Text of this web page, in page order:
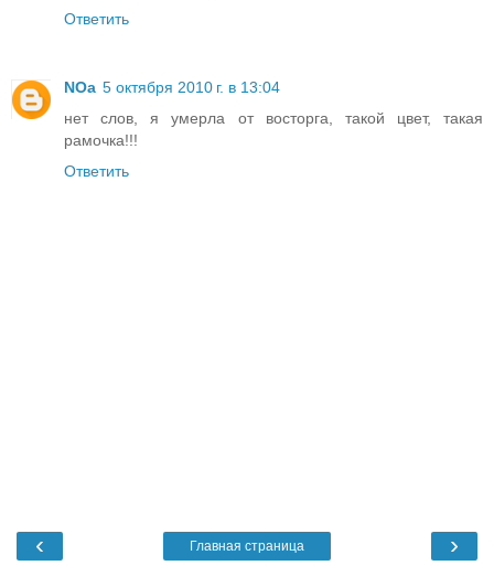
Ответить
NOa 5 октября 2010 г. в 13:04
нет слов, я умерла от восторга, такой цвет, такая
рамочка!!!
Ответить
‹ ›
Главная страница